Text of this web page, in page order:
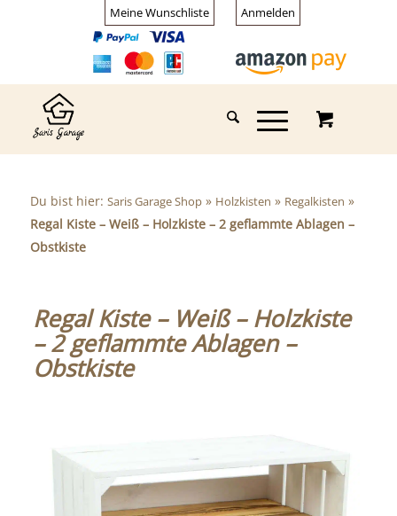
Meine Wunschliste Anmelden
Du bist hier: Saris Garage Shop» Holzkisten » Regalkisten »
Regal Kiste – Weiß – Holzkiste – 2 geflammte Ablagen –
Obstkiste
Regal Kiste – Weiß – Holzkiste
– 2 geflammte Ablagen –
Obstkiste